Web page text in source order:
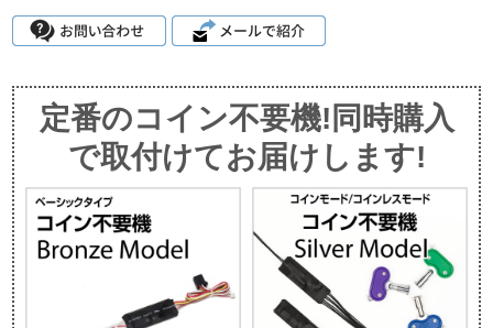
定番のコイン不要機!同時購入
で取付けてお届けします!